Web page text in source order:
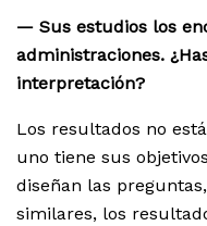
— Sus estudios los
administraciones.
interpretación?
Los resultados no
uno tiene sus
diseñan las
similares, los